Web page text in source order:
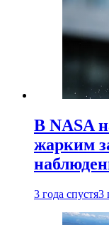
В NASA
жарким
3 года спустя3